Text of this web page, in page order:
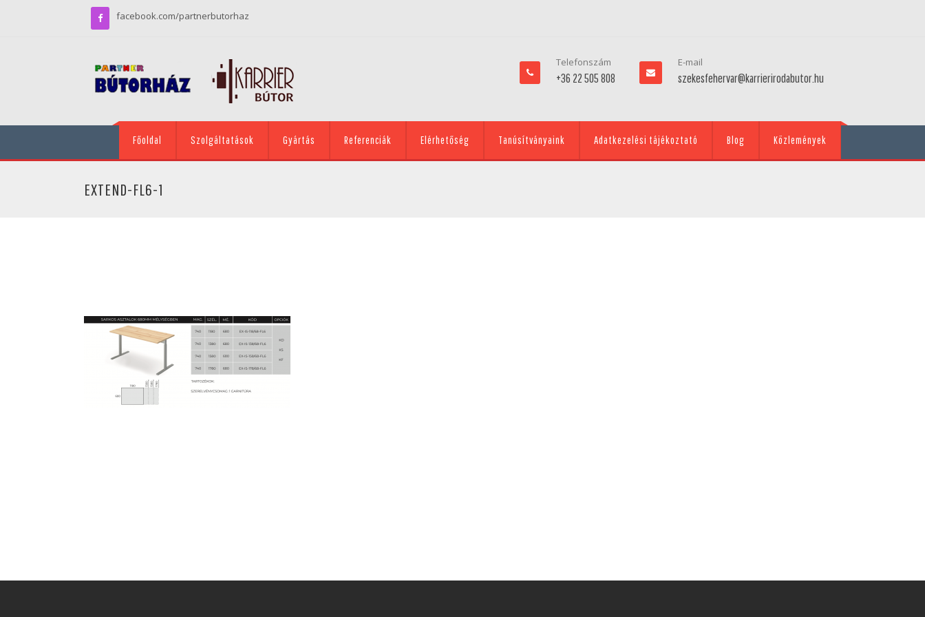
facebook.com/partnerbutorhaz
Telefonszám
+36 22 505 808
E-mail
szekesfehervar@karrierirodabutor.hu
Főoldal Szolgáltatások Gyártás Referenciák Elérhetőség Tanúsítványaink Adatkezelési tájékoztató Blog Közlemények
EXTEND-FL6-1